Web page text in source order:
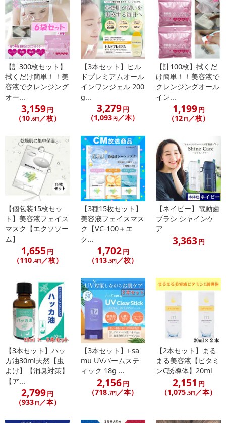
●使用中や使用後に赤み、はれ、かゆみ、刺激、色抜け（白斑等）
や黒ずみ等の異常が現れた場合は使用を中止し、皮膚科専門医等へ
ご相談をおすすめします。使用を続けると悪化する場合がありま
す。
●高温や低温、直射日光を避け、乳幼児の手の届かないところに保
管してください。
注意事項
【賞味・消費期限のある商品について】
のでご了承ください。
【キャンセルについて】
※お申込み後のキャンセルはお受けできません。
記載されている内容を必ずご確認いただき、お届けする商品セット
にご納得いただきましたうえでお申し込みください。
※パッケージ変更や商品リニューアル（成分など含む）等により、
参考の掲載画像や画像内のバーコードなど、お届け商品と多少異な
る場合がございます。
また、[新たな加工食品の原料原産地表示制度]の経過措置期間の終
了により、商品詳細内に記載の原産国・原材料の表記が旧表記の場
合がございます。
あらかじめご了承いただいた上でお申込みください。なお、本理由
によるお申込み後のキャンセル・返品交換は対応いたしかねます。
【お支払いについて】
※送料はお試し費用に含まれております。
※d払い、PayPay、au PAY、au PAY（auかんたん決済）、ソフトバ
ンクまとめて支払い、楽天ペイ、メルペイ、AEON Pay、Amazon
Payでお支払いの場合、決済のため外部サイトへ遷移します。
※予約商品は決済手段ごとに定められた決済期限日にお支払いを完
了することがございます。ご了承いただいたうえでお申し込みくだ
さい。
【計300枚セット】
拭くだけ簡単！！美
容液でクレンジング
オー...
3,159円
（10.6円／枚）
【3本セット】ヒル
ドプレミアムオール
インワンジェル 200
g...
3,279円
（1,093 円／本）
【計100枚】拭くだ
け簡単！！美容液で
クレンジングオール
イン...
1,199円
（12 円／枚）
【個包装15枚セッ
ト】美容液フェイス
マスク【エクソソー
ム】
1,655 円
（110.4円／枚）
【3種15枚セット】
美容液フェイスマス
ク【VC-100＋エ
ク...
1,702円
（113.5円／枚）
【ネイビー】電動歯
ブラシ シャインケ
ア
3,363円
【3本セット】ハッ
カ油30ml天然【虫
よけ】【消臭対策】
【ア...
2,799円
（933 円／本）
【3本セット】i-sa
mu UVバームステ
ィック 18g ...
2,156円
（718 .7円 ／本）
【2本セット】まる
まる美容液【ビタミ
ンC誘導体】20ml
2,151 円
（1,075 .5円 ／本）